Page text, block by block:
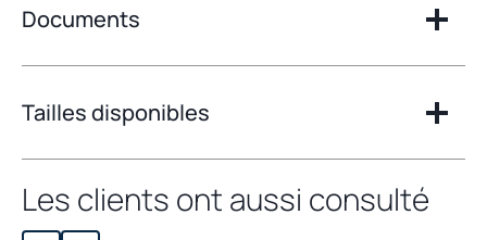
Documents
Tailles disponibles
Les clients ont aussi consulté